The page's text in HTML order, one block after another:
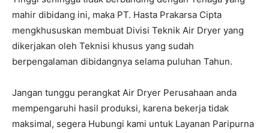
mahir dibidang ini, maka PT. Hasta Prakarsa Cipta
mengkhususkan membuat Divisi Teknik Air Dryer yang
dikerjakan oleh Teknisi khusus yang sudah
berpengalaman dibidangnya selama puluhan Tahun.
Jangan tunggu perangkat Air Dryer Perusahaan anda
mempengaruhi hasil produksi, karena bekerja tidak
maksimal, segera Hubungi kami untuk Layanan Paripurna